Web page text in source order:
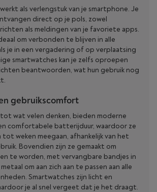
als verlengstuk van je smartphone. Je
direct op je pols, zowel
als meldingen van je favoriete apps.
om verbonden te blijven in alle
je in een vergadering of op verplaatsing
smartwatches kan je zelfs oproepen
beantwoorden, wat hun gebruik nog
gebruikscomfort
wat velen denken, bieden moderne
comfortabele batterijduur, waardoor ze
weken meegaan, afhankelijk van het
Bovendien zijn ze gemaakt om
te worden, met vervangbare bandjes in
om aan zich aan te passen aan alle
Smartwatches zijn licht en
je al snel vergeet dat je het draagt.